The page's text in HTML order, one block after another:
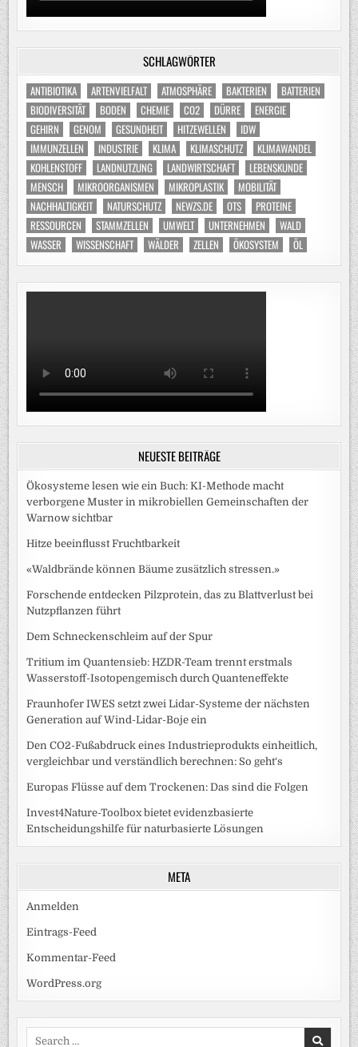
SCHLAGWÖRTER
ANTIBIOTIKA ARTENVIELFALT ATMOSPHÄRE BAKTERIEN
BATTERIEN
BIODIVERSITÄT
BODEN CHEMIE CO2 DÜRRE
ENERGIE
GEHIRN
GENOM GESUNDHEIT HITZEWELLEN
IDW
IMMUNZELLEN
INDUSTRIE KLIMA KLIMASCHUTZ
KLIMAWANDEL
KOHLENSTOFF
LANDNUTZUNG LANDWIRTSCHAFT
LEBENSKUNDE
MENSCH
MIKROORGANISMEN MIKROPLASTIK
MOBILITÄT
NACHHALTIGKEIT
NATURSCHUTZ NEWZS.DE OTS
PROTEINE
RESSOURCEN
STAMMZELLEN UMWELT UNTERNEHMEN
WALD
WASSER
WISSENSCHAFT WÄLDER ZELLEN ÖKOSYSTEM ÖL
NEUESTE BEITRÄGE
Ökosysteme lesen wie ein Buch: KI-Methode macht
verborgene Muster in mikrobiellen Gemeinschaften der
Warnow sichtbar
Hitze beeinflusst Fruchtbarkeit
«Waldbrände können Bäume zusätzlich stressen.»
Forschende entdecken Pilzprotein, das zu Blattverlust bei
Nutzpflanzen führt
Dem Schneckenschleim auf der Spur
Tritium im Quantensieb: HZDR-Team trennt erstmals
Wasserstoff-Isotopengemisch durch Quanteneffekte
Fraunhofer IWES setzt zwei Lidar-Systeme der nächsten
Generation auf Wind-Lidar-Boje ein
Den CO2-Fußabdruck eines Industrieprodukts einheitlich,
vergleichbar und verständlich berechnen: So geht‘s
Europas Flüsse auf dem Trockenen: Das sind die Folgen
Invest4Nature-Toolbox bietet evidenzbasierte
Entscheidungshilfe für naturbasierte Lösungen
META
Anmelden
Eintrags-Feed
Kommentar-Feed
WordPress.org